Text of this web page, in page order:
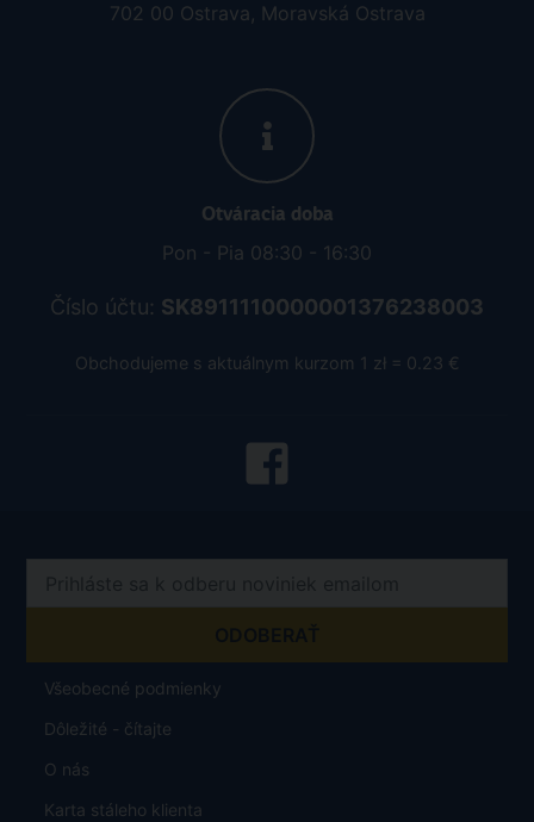
702 00 Ostrava, Moravská Ostrava
Otváracia doba
Pon - Pia 08:30 - 16:30
Číslo účtu: SK8911110000001376238003
Obchodujeme s aktuálnym kurzom 1 zł = 0.23 €
Všeobecné podmienky
Dôležité - čítajte
O nás
Karta stáleho klienta